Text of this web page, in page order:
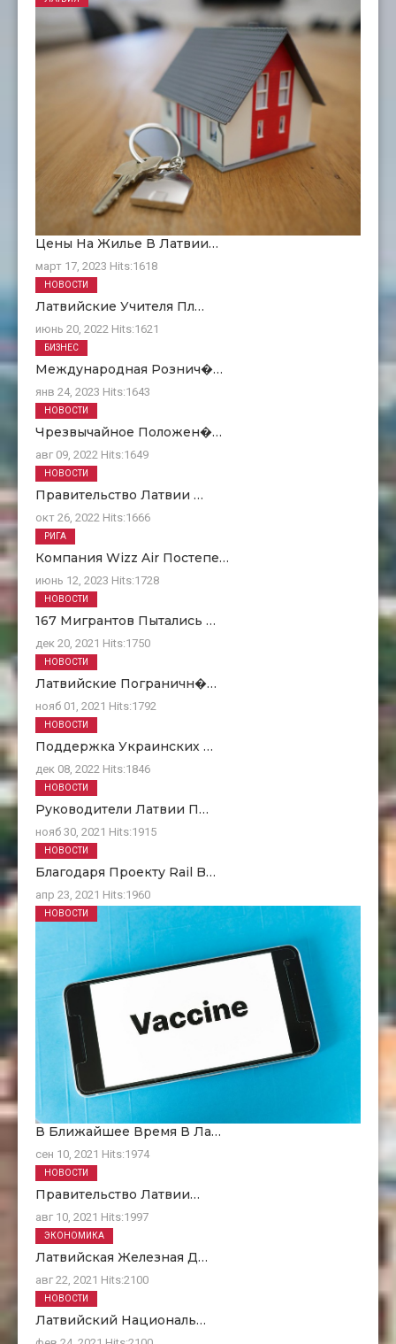
Цены На Жилье В Латвии…
март 17, 2023 Hits:1618
Латвийские Учителя Пл…
июнь 20, 2022 Hits:1621
НОВОСТИ
Международная Рознич�…
янв 24, 2023 Hits:1643
БИЗНЕС
Чрезвычайное Положен�…
авг 09, 2022 Hits:1649
НОВОСТИ
Правительство Латвии …
окт 26, 2022 Hits:1666
НОВОСТИ
Компания Wizz Air Постепе…
июнь 12, 2023 Hits:1728
РИГА
167 Мигрантов Пытались …
дек 20, 2021 Hits:1750
НОВОСТИ
Латвийские Пограничн�…
нояб 01, 2021 Hits:1792
НОВОСТИ
Поддержка Украинских …
дек 08, 2022 Hits:1846
НОВОСТИ
Руководители Латвии П…
нояб 30, 2021 Hits:1915
НОВОСТИ
Благодаря Проекту Rail B…
апр 23, 2021 Hits:1960
НОВОСТИ
В Ближайшее Время В Ла…
сен 10, 2021 Hits:1974
НОВОСТИ
Правительство Латвии…
авг 10, 2021 Hits:1997
НОВОСТИ
Латвийская Железная Д…
авг 22, 2021 Hits:2100
ЭКОНОМИКА
Латвийский Националь…
НОВОСТИ